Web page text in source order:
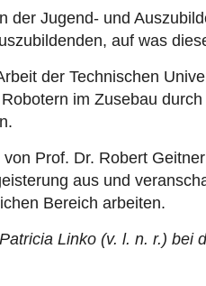
der Jugend- und
auf was
der Technischen
im Zusebau
Prof. Dr. Robert
aus und
Bereich arbeiten.
Linko (v. l. n. r.) bei